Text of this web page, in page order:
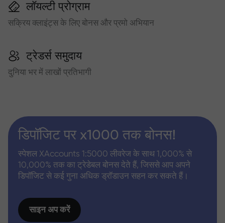
लॉयल्टी प्रोग्राम
सक्रिय क्लाइंट्स के लिए बोनस और प्रमो अभियान
ट्रेडर्स समुदाय
दुनिया भर में लाखों प्रतिभागी
डिपॉजिट पर x1000 तक बोनस!
स्पेशल XAccounts 1:5000 लीवरेज के साथ 1,000% से
10,000% तक का ट्रेडेबल बोनस देते हैं, जिससे आप अपने
डिपॉजिट से कई गुना अधिक ड्रॉडाउन सहन कर सकते हैं।
साइन अप करें